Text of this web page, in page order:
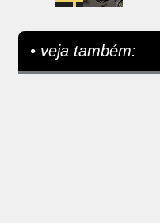
• veja também: